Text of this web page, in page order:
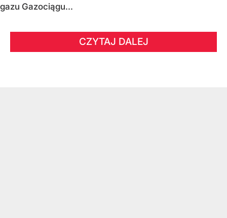
gazu Gazociągu...
CZYTAJ DALEJ